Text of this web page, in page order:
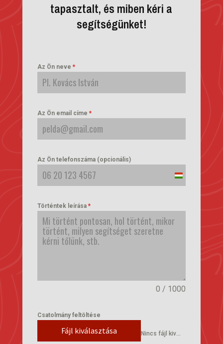
tapasztalt, és miben kéri a
segítségünket!
Az Ön neve *
Az Ön email címe *
Az Ön telefonszáma (opcionális)
Hungary
Történtek leírása *
0 / 1000
Csatolmány feltöltése
Fájl kiválasztása Nincs fájl kiválasztva